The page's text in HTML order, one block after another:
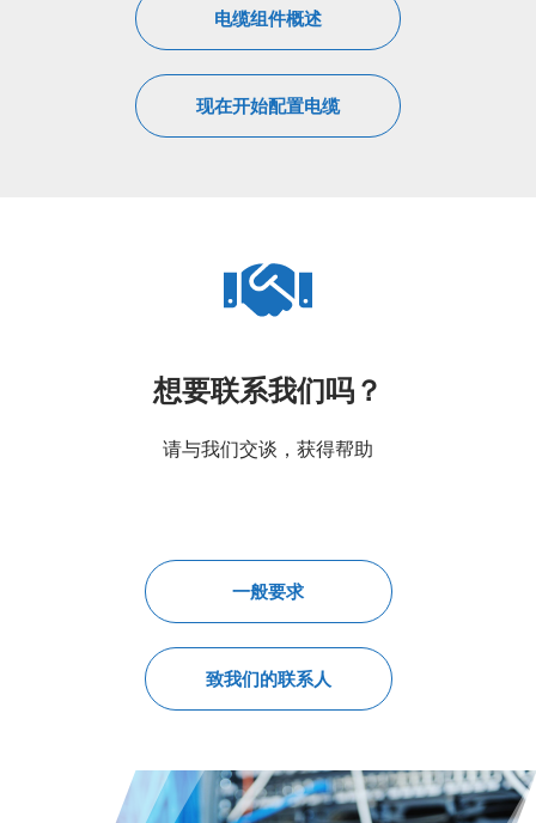
电缆组件概述
现在开始配置电缆
想要联系我们吗？
请与我们交谈，获得帮助
一般要求
致我们的联系人